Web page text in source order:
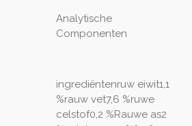
Analytische
Componenten
ingrediëntenruw eiwit1,1
%rauw vet7,6 %ruwe
celstof0,2 %Rauwe as2